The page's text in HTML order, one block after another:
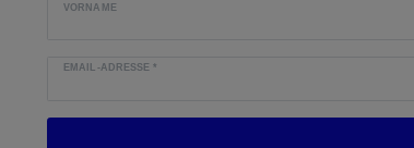
VORNAME
EMAIL-ADRESSE*